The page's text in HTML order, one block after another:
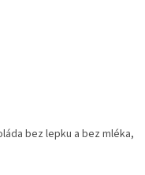
bez lepku a bez mléka,